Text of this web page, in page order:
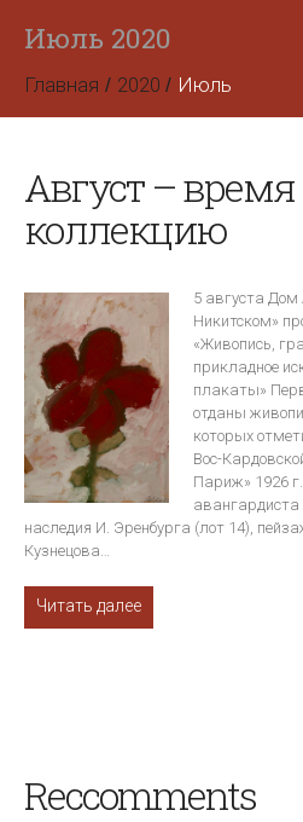
Июль 2020
Главная 2020 Июль
Август –
коллекцию
5 августа Дом
Никитском»
«Живопись,
прикладное
плакаты»
отданы
которых
Вос-
Париж» 1926
наследия И. Эренбурга (лот 14),
Кузнецова…
Читать далее
Reccomments